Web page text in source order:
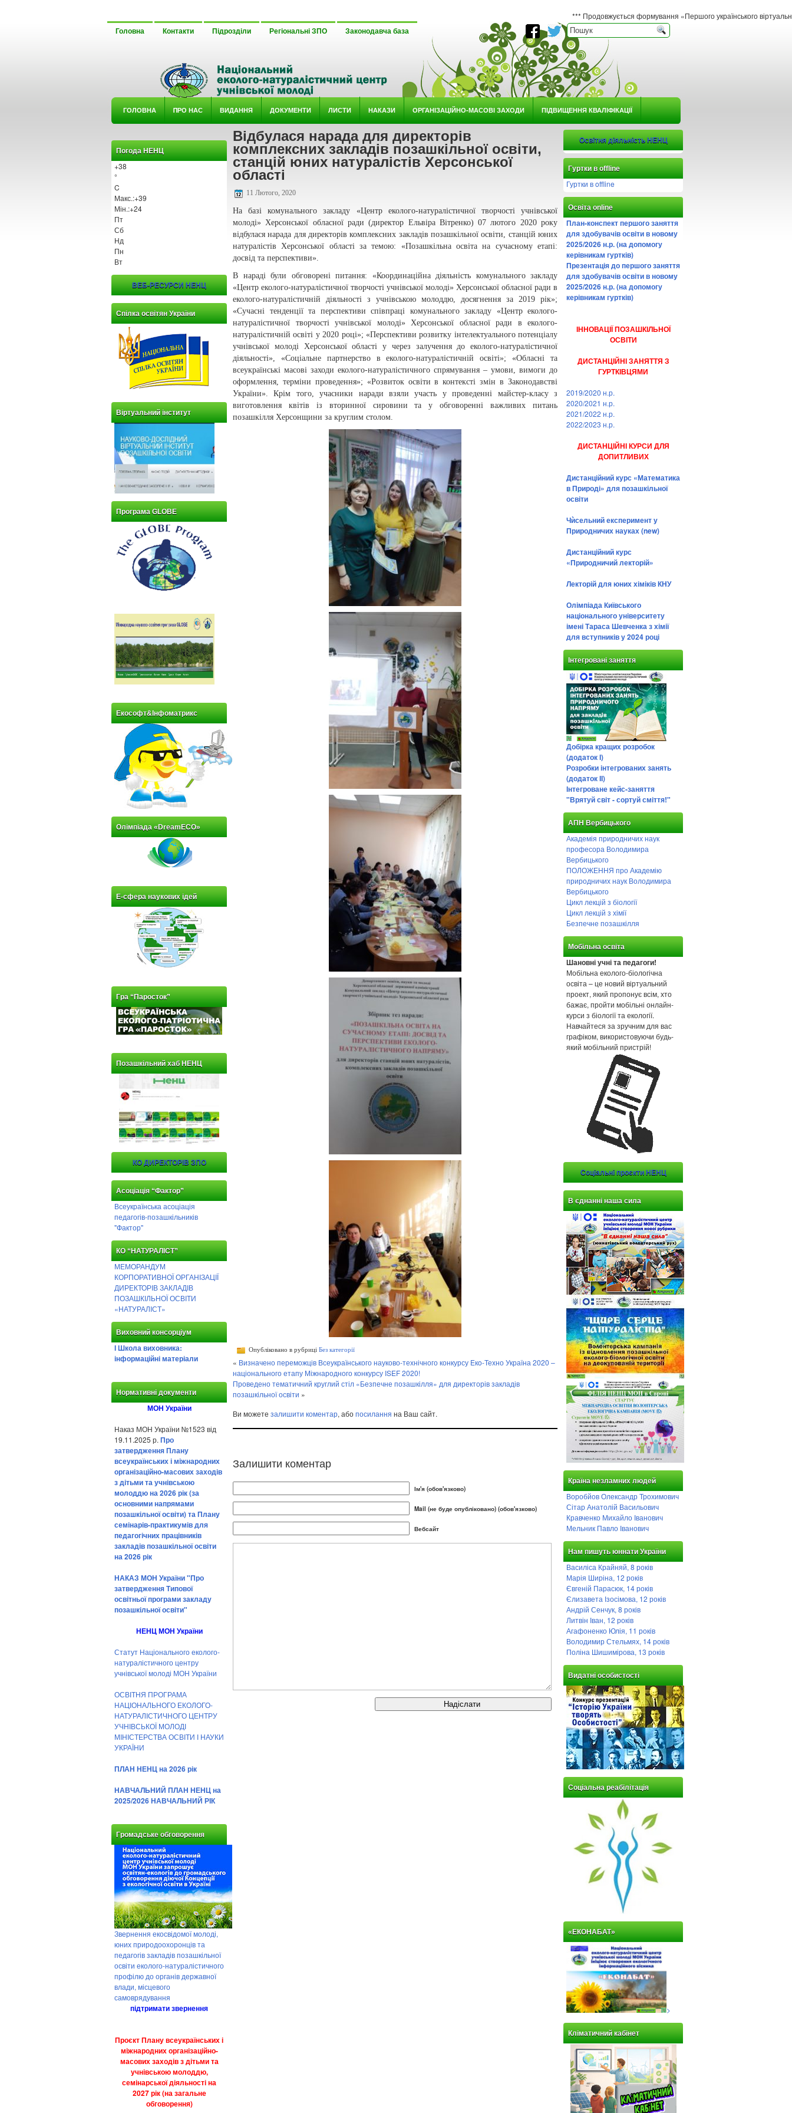
*** Продовжується формування «Першого українського віртуального
Головна Контакти Підрозділи Регіональні ЗПО Законодавча база
ГОЛОВНА ΠРО НАС ВИДАННЯ ДОКУМЕНТИ ЛИСТИ НАКАЗИ ОРГАНІЗАЦІЙНО-МАСОВІ ЗАХОДИ ПІДВИЩЕННЯ КВАЛІФІКАЦІЇ
Погода НЕНЦ
+38
°
C
Макс.:+39
Мін.:+24
Пт
Сб
Нд
Пн
Вт
ВЕБ-РЕСУРСИ НЕНЦ
Спілка освітян України
Віртуальний інститут
Програма GLOBE
Екософт&Інфоматрикс
Олімпіада «DreamECO»
Е-сфера наукових ідей
Гра “Паросток”
Позашкільний хаб НЕНЦ
КО ДИРЕКТОРІВ ЗПО
Асоціація “Фактор”
Всеукраїнська асоціація
педагогів-позашкільників
"Фактор"
КО “НАТУРАЛІСТ”
МЕМОРАНДУМ
КОРПОРАТИВНОЇ ОРГАНІЗАЦІЇ
ДИРЕКТОРІВ ЗАКЛАДІВ
ПОЗАШКІЛЬНОЇ ОСВІТИ
«НАТУРАЛІСТ»
Виховний консорціум
І Школа виховника:
інформаційні матеріали
Нормативні документи
МОН України
Наказ МОН України №1523 від
19.11.2025 р. Про
затвердження Плану
всеукраїнських і міжнародних
організаційно-масових заходів
з дітьми та учнівською
молоддю на 2026 рік (за
основними напрямами
позашкільної освіти) та Плану
семінарів-практикумів для
педагогічних працівників
закладів позашкільної освіти
на 2026 рік
НАКАЗ МОН України "Про
затвердження Типової
освітньої програми закладу
позашкільної освіти"
НЕНЦ МОН України
Статут Національного еколого-
натуралістичного центру
учнівської молоді МОН України
ОСВІТНЯ ПРОГРАМА
НАЦІОНАЛЬНОГО ЕКОЛОГО-
НАТУРАЛІСТИЧНОГО ЦЕНТРУ
УЧНІВСЬКОЇ МОЛОДІ
МІНІСТЕРСТВА ОСВІТИ І НАУКИ
УКРАЇНИ
ПЛАН НЕНЦ на 2026 рік
НАВЧАЛЬНИЙ ПЛАН НЕНЦ на
2025/2026 НАВЧАЛЬНИЙ РІК
Громадське обговорення
Звернення екосвідомої молоді,
юних природоохоронців та
педагогів закладів позашкільної
освіти еколого-натуралістичного
профілю до органів державної
влади, місцевого
самоврядування
підтримати звернення
Проєкт Плану всеукраїнських і
міжнародних організаційно-
масових заходів з дітьми та
учнівською молоддю,
семінарської діяльності на
2027 рік (на загальне
обговорення)
Відбулася нарада для директорів
комплексних закладів позашкільної освіти,
станцій юних натуралістів Херсонської
області
11 Лютого, 2020
На базі комунального закладу «Центр еколого-натуралістичної творчості учнівської
молоді» Херсонської обласної ради (директор Ельвіра Вітренко) 07 лютого 2020 року
відбулася нарада для директорів комплексних закладів позашкільної освіти, станцій юних
натуралістів Херсонської області за темою: «Позашкільна освіта на сучасному етапі:
досвід та перспективи».
В нараді були обговорені питання: «Координаційна діяльність комунального закладу
«Центр еколого-натуралістичної творчості учнівської молоді» Херсонської обласної ради в
еколого-натуралістичній діяльності з учнівською молоддю, досягнення за 2019 рік»;
«Сучасні тенденції та перспективи співпраці комунального закладу «Центр еколого-
натуралістичної творчості учнівської молоді» Херсонської обласної ради в еколого-
натуралістичній освіті у 2020 році»; «Перспективи розвитку інтелектуального потенціалу
учнівської молоді Херсонської області у через залучення до еколого-натуралістичної
діяльності», «Соціальне партнерство в еколого-натуралістичній освіті»; «Обласні та
всеукраїнські масові заходи еколого-натуралістичного спрямування – умови, вимоги до
оформлення, терміни проведення»; «Розвиток освіти в контексті змін в Законодавстві
України». Крім того, учасники наради взяли участь у проведенні майстер-класу з
виготовлення квітів із вторинної сировини та у обговоренні важливих питань
позашкілля Херсонщини за круглим столом.
Опубліковано в рубриці Без категорії
« Визначено переможців Всеукраїнського науково-технічного конкурсу Eкo-Техно Україна 2020 –
національного етапу Міжнародного конкурсу ISEF 2020!
Проведено тематичний круглий стіл «Безпечне позашкілля» для директорів закладів
позашкільної освіти »
Ви можете залишити коментар, абопосилання на Ваш сайт.
Залишити коментар
Ім'я (обов'язково)
Mail (не буде опубліковано) (обов'язково)
Вебсайт
Освітня діяльність НЕНЦ
Гуртки в offline
Гуртки в offline
Освіта online
План-конспект першого заняття
для здобувачів освіти в новому
2025/2026 н.р. (на допомогу
керівникам гуртків)
Презентація до першого заняття
для здобувачів освіти в новому
2025/2026 н.р. (на допомогу
керівникам гуртків)
ІННОВАЦІЇ ПОЗАШКІЛЬНОЇ
ОСВІТИ
ДИСТАНЦІЙНІ ЗАНЯТТЯ З
ГУРТКІВЦЯМИ
2019/2020 н.р.
2020/2021 н.р.
2021/2022 н.р.
2022/2023 н.р.
ДИСТАНЦІЙНІ КУРСИ ДЛЯ
ДОПИТЛИВИХ
Дистанційний курс «Математика
в Природі» для позашкільної
освіти
Чѝсельний експеримент у
Природничих науках (new)
Дистанційний курс
«Природничий лекторій»
Лекторій для юних хіміків КНУ
Олімпіада Київського
національного університету
імені Тараса Шевченка з хімії
для вступників у 2024 році
Інтегровані заняття
Добірка кращих розробок
(додаток І)
Розробки інтегрованих занять
(додаток ІІ)
Інтегроване кейс-заняття
"Врятуй світ - сортуй сміття!"
АПН Вербицького
Академія природничих наук
професора Володимира
Вербицького
ПОЛОЖЕННЯ про Академію
природничих наук Володимира
Вербицького
Цикл лекцій з біології
Цикл лекцій з хімії
Безпечне позашкілля
Мобільна освіта
Шановні учні та педагоги!
Мобільна еколого-біологічна
освіта – це новий віртуальний
проект, який пропонує всім, хто
бажає, пройти мобільні онлайн-
курси з біології та екології.
Навчайтеся за зручним для вас
графіком, використовуючи будь-
який мобільний пристрій!
Соціальні проєкти НЕНЦ
В єднанні наша сила
Країна незламних людей
Воробйов Олександр Трохимович
Сітар Анатолій Васильович
Кравченко Михайло Іванович
Мельник Павло Іванович
Нам пишуть юннати України
Василіса Крайняй, 8 років
Марія Ширіна, 12 років
Євгеній Парасюк, 14 років
Єлизавета Ізосімова, 12 років
Андрій Сенчук, 8 років
Литвін Іван, 12 років
Агафоненко Юлія, 11 років
Володимир Стельмях, 14 років
Поліна Шишимірова, 13 років
Видатні особистості
Соціальна реабілітація
«ЕКОНАБАТ»
>
Кліматичний кабінет